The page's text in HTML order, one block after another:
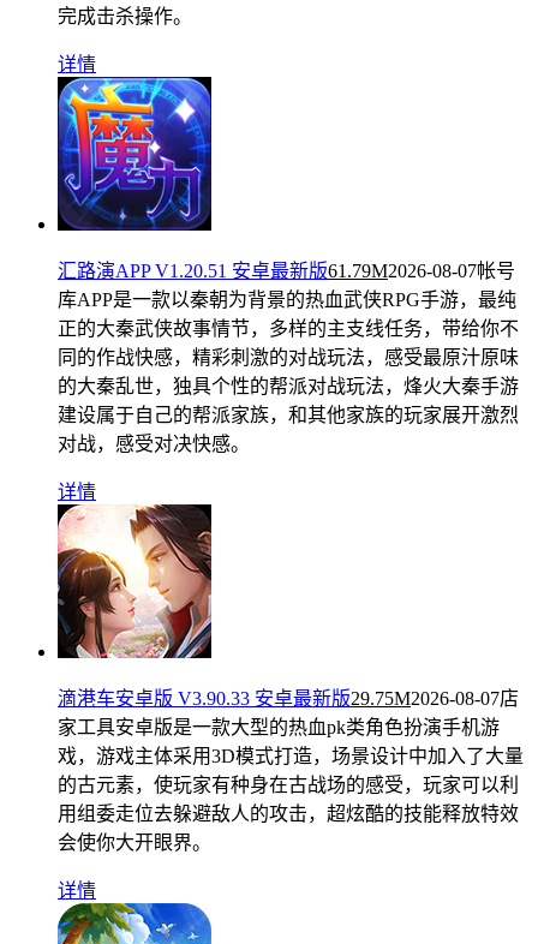
完成击杀操作。
详情
汇路演APP V1.20.51 安卓最新版61.79M2026-08-07帐号
库APP是一款以秦朝为背景的热血武侠RPG手游，最纯
正的大秦武侠故事情节，多样的主支线任务，带给你不
同的作战快感，精彩刺激的对战玩法，感受最原汁原味
的大秦乱世，独具个性的帮派对战玩法，烽火大秦手游
建设属于自己的帮派家族，和其他家族的玩家展开激烈
对战，感受对决快感。
详情
滴港车安卓版 V3.90.33 安卓最新版29.75M2026-08-07店
家工具安卓版是一款大型的热血pk类角色扮演手机游
戏，游戏主体采用3D模式打造，场景设计中加入了大量
的古元素，使玩家有种身在古战场的感受，玩家可以利
用组委走位去躲避敌人的攻击，超炫酷的技能释放特效
会使你大开眼界。
详情